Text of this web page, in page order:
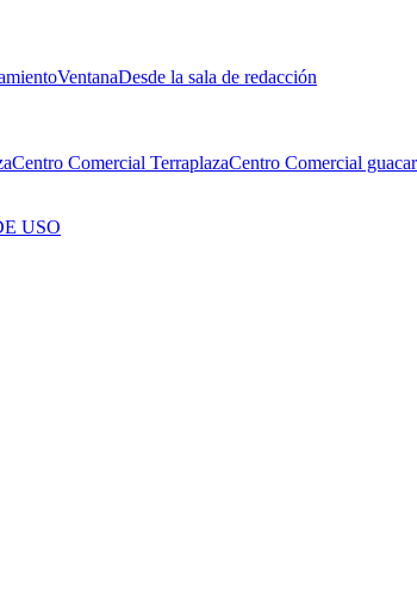
VentanaDesde la sala de redacción
Centro Comercial TerraplazaCentro Comercial
USO